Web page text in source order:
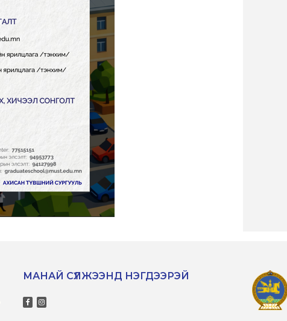
МАНАЙ СҮЛЖЭЭНД НЭГДЭЭРЭЙ